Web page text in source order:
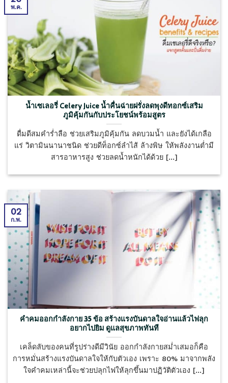
น้ำเซเลอรี่ Celery Juice น้ำคื่นฉ่ายฝรั่งลดพุงดีทอกซ์เสริม
ภูมิคุ้มกันกับประโยชน์พร้อมสูตร
ดื่มดีสมคำร่ำลือ ช่วยเสริมภูมิคุ้มกัน ลดบวมน้ำ และยังได้เกลือ
แร่ วิตามินนานาชนิด ช่วยดีท็อกซ์ลำไส้ ล้างพิษ ให้พลังงานต่ำมี
สารอาหารสูง ช่วยลดน้ำหนักได้ด้วย [...]
พ.ค.
คําคมออกกําลังกาย 35 ข้อ สร้างแรงบันดาลใจอ่านแล้วไฟลุก
อยากไปยิม ดูแลสุขภาพทันที
เคล็ดลับของคนที่รูปร่างดีมีวินัย ออกกำลังกายสม่ำเสมอก็คือ
การหมั่นสร้างแรงบันดาลใจให้กับตัวเอง เพราะ 80% มาจากพลัง
ใจคำคมเหล่านี้จะช่วยปลุกไฟให้ลุกขึ้นมาปฏิวัติตัวเอง [...]
02
ก.พ.